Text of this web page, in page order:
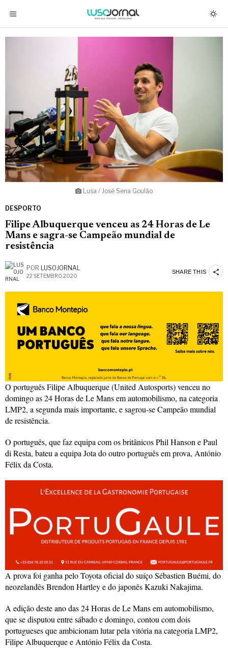
Lusa / José Sena Goulão
DESPORTO
Filipe Albuquerque venceu as 24 Horas de Le
Mans e sagra-se Campeão mundial de
resistência
POR LUSOJORNAL
22 SETEMBRO, 2020
SHARE THIS
O português Filipe Albuquerque (United Autosports) venceu no
domingo as 24 Horas de Le Mans em automobilismo, na categoria
LMP2, a segunda mais importante, e sagrou-se Campeão mundial
de resistência.
O português, que faz equipa com os britânicos Phil Hanson e Paul
di Resta, bateu a equipa Jota do outro português em prova, António
Félix da Costa.
A prova foi ganha pelo Toyota oficial do suíço Sébastien Buémi, do
neozelandês Brendon Hartley e do japonês Kazuki Nakajima.
A edição deste ano das 24 Horas de Le Mans em automobilismo,
que se disputou entre sábado e domingo, contou com dois
portugueses que ambicionam lutar pela vitória na categoria LMP2,
Filipe Albuquerque e António Félix da Costa.